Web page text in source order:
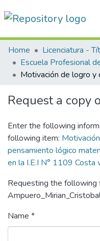
Communities &
All of DSpace
Normativas
Home
Request a copy
Enter the following
following item:
pensamiento lógico
en la I.E.I N° 1109 Costa
Requesting the following
Name *